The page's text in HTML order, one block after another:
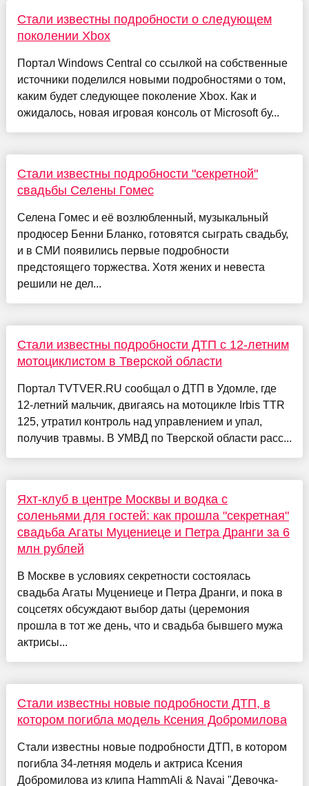
Стали известны подробности о следующем
поколении Xbox
Портал Windows Central со ссылкой на собственные
источники поделился новыми подробностями о том,
каким будет следующее поколение Xbox. Как и
ожидалось, новая игровая консоль от Microsoft бу...
Стали известны подробности "секретной"
свадьбы Селены Гомес
Селена Гомес и её возлюбленный, музыкальный
продюсер Бенни Бланко, готовятся сыграть свадьбу,
и в СМИ появились первые подробности
предстоящего торжества. Хотя жених и невеста
решили не дел...
Стали известны подробности ДТП с 12-летним
мотоциклистом в Тверской области
Портал TVTVER.RU сообщал о ДТП в Удомле, где
12-летний мальчик, двигаясь на мотоцикле Irbis TTR
125, утратил контроль над управлением и упал,
получив травмы. В УМВД по Тверской области расс...
Яхт-клуб в центре Москвы и водка с
соленьями для гостей: как прошла "секретная"
свадьба Агаты Муцениеце и Петра Дранги за 6
млн рублей
В Москве в условиях секретности состоялась
свадьба Агаты Муцениеце и Петра Дранги, и пока в
соцсетях обсуждают выбор даты (церемония
прошла в тот же день, что и свадьба бывшего мужа
актрисы...
Стали известны новые подробности ДТП, в
котором погибла модель Ксения Добромилова
Стали известны новые подробности ДТП, в котором
погибла 34-летняя модель и актриса Ксения
Добромилова из клипа HammAli & Navai "Девочка-